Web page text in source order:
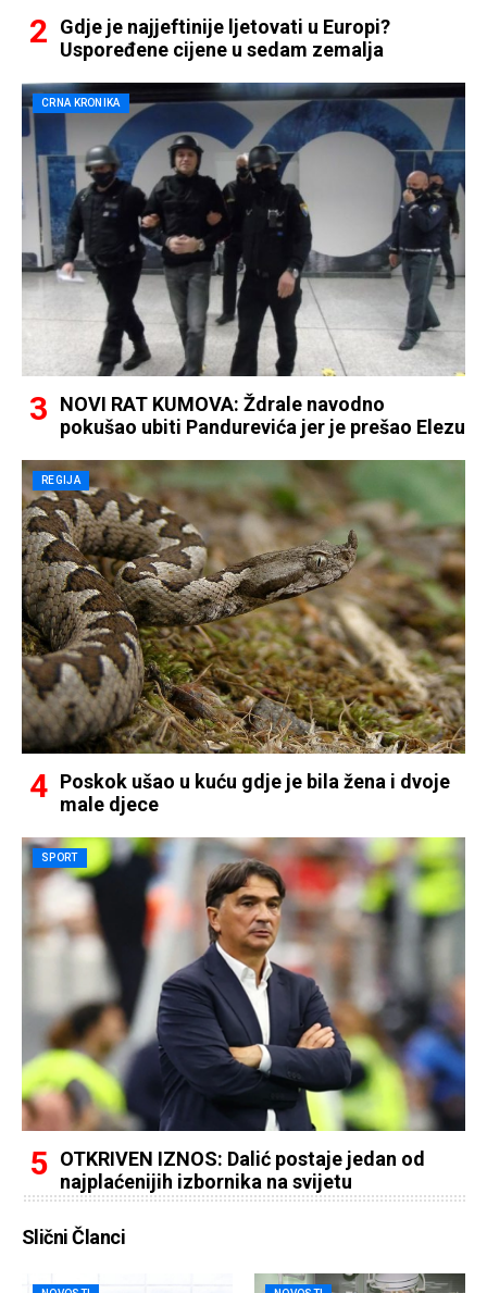
Gdje je najjeftinije ljetovati u Europi?
Uspoređene cijene u sedam zemalja
CRNA KRONIKA
NOVI RAT KUMOVA: Ždrale navodno
pokušao ubiti Pandurevića jer je prešao Elezu
REGIJA
Poskok ušao u kuću gdje je bila žena i dvoje
male djece
SPORT
OTKRIVEN IZNOS: Dalić postaje jedan od
najplaćenijih izbornika na svijetu
Slični Članci